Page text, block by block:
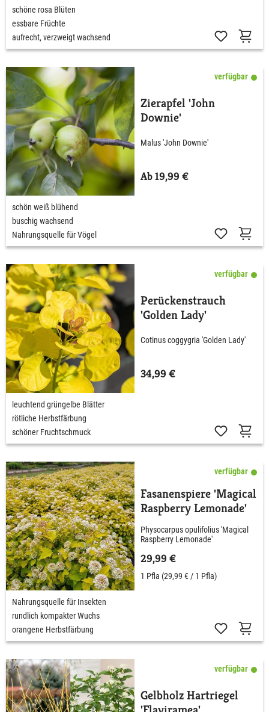
schöne rosa Blüten
essbare Früchte
aufrecht, verzweigt wachsend
verfügbar
Zierapfel 'John
Downie'
Malus 'John Downie'
Ab 19,99 €
schön weiß blühend
buschig wachsend
Nahrungsquelle für Vögel
verfügbar
Perückenstrauch
'Golden Lady'
Cotinus coggygria 'Golden Lady'
34,99 €
leuchtend grüngelbe Blätter
rötliche Herbstfärbung
schöner Fruchtschmuck
verfügbar
Fasanenspiere 'Magical
Raspberry Lemonade'
Physocarpus opulifolius 'Magical
Raspberry Lemonade'
29,99 €
1 Pfla (29,99 € / 1 Pfla)
Nahrungsquelle für Insekten
rundlich kompakter Wuchs
orangene Herbstfärbung
verfügbar
Gelbholz Hartriegel